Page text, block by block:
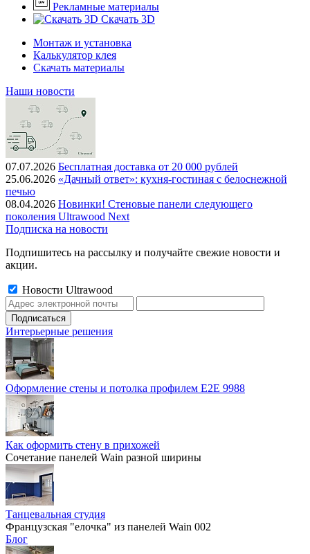
Рекламные материалы
Скачать 3D
Монтаж и установка
Калькулятор клея
Скачать материалы
Наши новости
07.07.2026 Бесплатная доставка от 20 000 рублей
25.06.2026 «Дачный ответ»: кухня-гостиная с белоснежной
печью
08.04.2026 Новинки! Стеновые панели следующего
поколения Ultrawood Next
Подписка на новости
Подпишитесь на рассылку и получайте свежие новости и
акции.
Новости Ultrawood
Интерьерные решения
Оформление стены и потолка профилем E2E 9988
Как оформить стену в прихожей
Сочетание панелей Wain разной ширины
Танцевальная студия
Французская "елочка" из панелей Wain 002
Блог